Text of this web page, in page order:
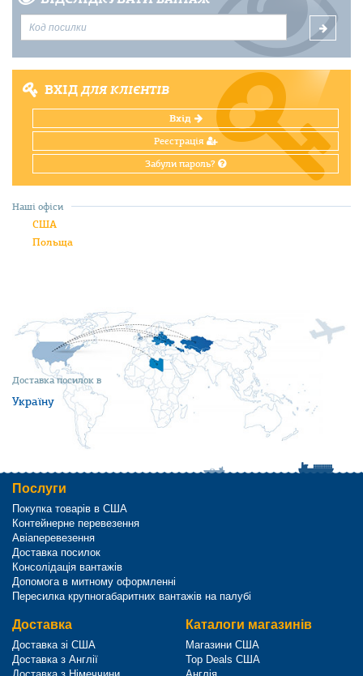
ВХІДДЛЯ КЛІЄНТІВ
Вхід
Реєстрація
Забули пароль?
Доставка посилок в
Україну
Наші офіси
США
Польща
Послуги
Покупка товарів в США
Контейнерне перевезення
Авіаперевезення
Доставка посилок
Консолідація вантажів
Допомога в митному оформленні
Пересилка крупногабаритних вантажів на палубі
Доставка
Доставка зі США
Доставка з Англії
Каталоги магазинів
Магазини США
Top Deals США